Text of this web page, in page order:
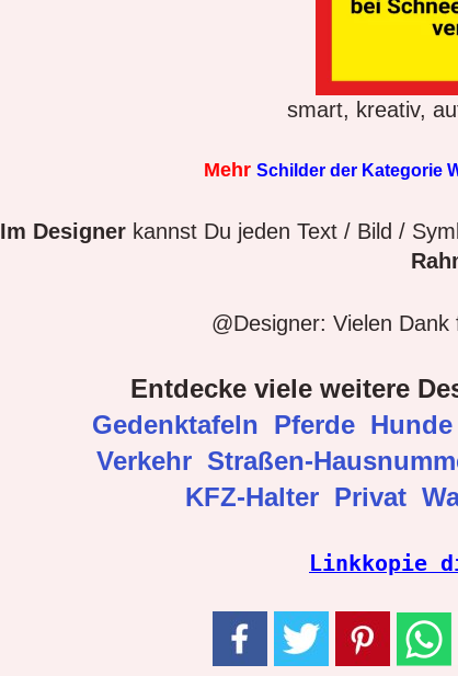
smart, kreativ,
Mehr Schilder der Kategorie
Im Designerkannst Du jeden Text / Bild /
@Designer: Vielen
Entdecke viele weitere
Gedenktafeln
Pferde Hunde
Verkehr Straßen-
KFZ-Halter Privat
Linkkopie